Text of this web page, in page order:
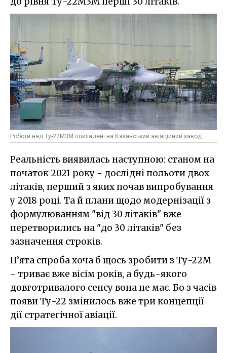
Роботи над Ту-22М3М покладені на Казанський авіаційний завод
Реальність виявилась наступною: станом на
початок 2021 року - дослідні польоти двох
літаків, перший з яких почав випробування
у 2018 році. Та й плани щодо модернізації з
формулюванням "від 30 літаків" вже
перетворились на "до 30 літаків" без
зазначення строків.
П’ята спроба хоча б щось зробити з Ту-22М
- триває вже вісім років, а будь-якого
довготривалого сенсу вона не має. Бо з часів
появи Ту-22 змінилось вже три концепції
дії стратегічної авіації.